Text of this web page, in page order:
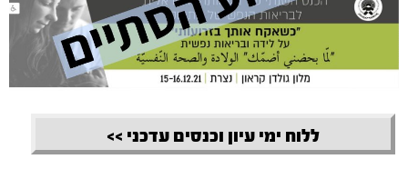
ללוח ימי עיון וכנסים עדכני >>